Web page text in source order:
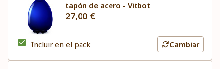
tapón de acero - Vitbot
27,00 €
Incluir en el pack Cambiar